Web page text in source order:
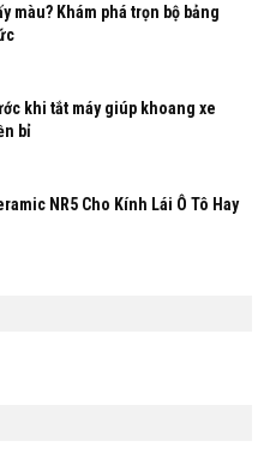
màu? Khám phá trọn bộ bảng
khi tắt máy giúp khoang xe
bỉ
NR5 Cho Kính Lái Ô Tô Hay